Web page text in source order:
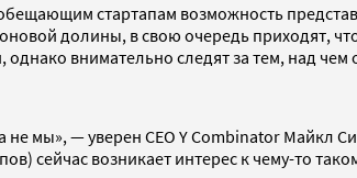
стартапам возможность
долины, в свою очередь приходят,
однако внимательно следят за тем, над
мы», — уверен CEO Y Combinator Майкл
сейчас возникает интерес к чему-то